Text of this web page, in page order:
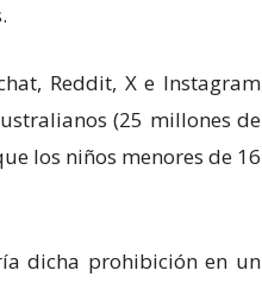
Reddit, X e Instagram
(25 millones de
los niños menores de 16
dicha prohibición en un